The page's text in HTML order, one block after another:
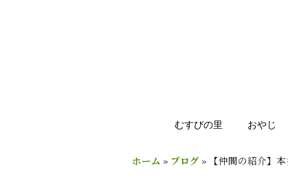
むすびの里 おやじ
ホーム » ブログ » 【仲間の紹介】